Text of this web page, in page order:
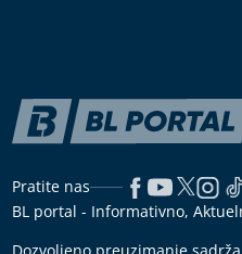
Pratite nas
BL portal - Informativno,